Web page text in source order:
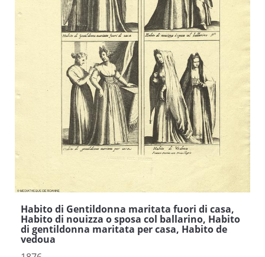
Habito di Gentildonna maritata fuori di casa,
Habito di nouizza o sposa col ballarino, Habito
di gentildonna maritata per casa, Habito de
vedoua